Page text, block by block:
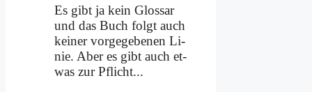
Es gibt ja kein Glos­sar
und das Buch folgt auch
kei­ner vor­ge­ge­be­nen Li­
nie. Aber es gibt auch et­
was zur Pflicht...